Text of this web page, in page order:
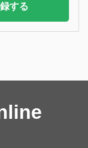
する